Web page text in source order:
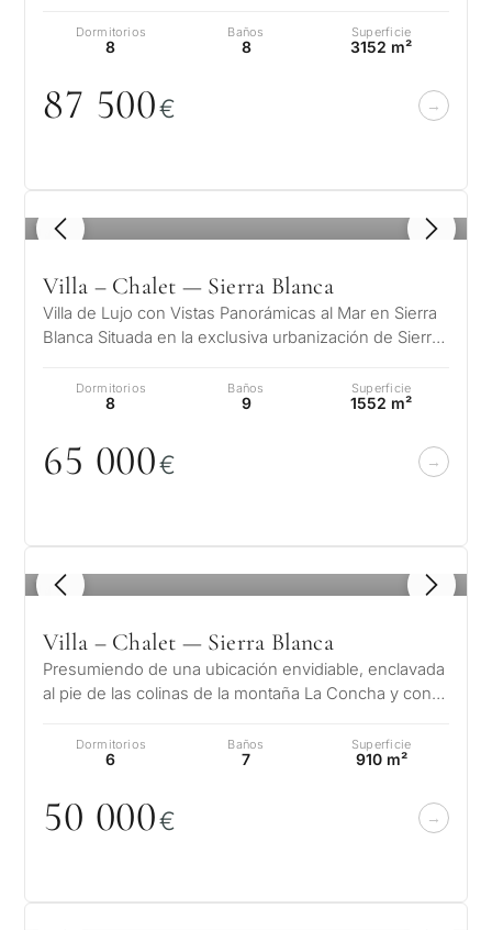
Primera línea de golf
Exclusivas
Más parámetros
Dormitorios
8
Baños
8
Superficie
3152 m²
87 500€
1 / 8
Villa – Chalet — Sierra Blanca
Villa de Lujo con Vistas Panorámicas al Mar en Sierra
Blanca Situada en la exclusiva urbanización de Sierra
Dormitorios
8
Baños
9
Superficie
1552 m²
65 000€
1 / 8
Villa – Chalet — Sierra Blanca
Presumiendo de una ubicación envidiable, enclavada
al pie de las colinas de la montaña La Concha y con
Dormitorios
6
Baños
7
Superficie
910 m²
50 000€